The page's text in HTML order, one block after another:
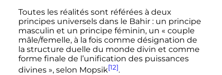
Toutes les réalités sont référées à deux
principes universels dans le Bahir : un principe
masculin et un principe féminin, un « couple
mâle/femelle, à la fois comme désignation de
la structure duelle du monde divin et comme
forme finale de l’unification des puissances
divines », selon Mopsik[12].